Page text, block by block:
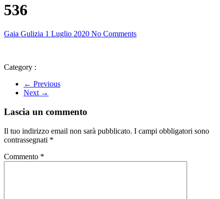
536
Gaia Gulizia 1 Luglio 2020 No Comments
Category :
← Previous
Next →
Lascia un commento
Il tuo indirizzo email non sarà pubblicato. I campi obbligatori sono
contrassegnati *
Commento *